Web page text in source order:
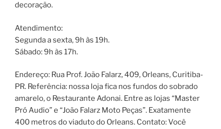
decoração.
Atendimento:
Segunda a sexta, 9h às 19h.
Sábado: 9h às 17h.
Endereço: Rua Prof. João Falarz, 409, Orleans, Curitiba-
PR. Referência: nossa loja fica nos fundos do sobrado
amarelo, o Restaurante Adonai. Entre as lojas “Master
Pró Audio” e “João Falarz Moto Peças”. Exatamente
400 metros do viaduto do Orleans. Contato: Você